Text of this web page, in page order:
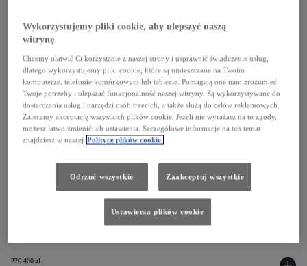
Electric
4X2
Electric 75 kWh (136 KM),A/T
Średnio (cykl mieszany, wartość średnia) (l/100 km)
0 l/100 km
Zasięg w trybie elektrycznym - Cykl mieszany WLTP (km)
226 400 zł
Wykorzystujemy pliki cookie, aby ulepszyć naszą
witrynę
Chcemy ułatwić Ci korzystanie z naszej strony i usprawnić świadczenie usług,
dlatego wykorzystujemy pliki cookie, które są umieszczane na Twoim
komputerze, telefonie komórkowym lub tablecie. Pomagają one nam zrozumieć
Twoje potrzeby i ulepszać funkcjonalność naszej witryny. Są wykorzystywane do
dostarczania usług i narzędzi osób trzecich, a także służą do celów reklamowych.
Zalecamy akceptację wszystkich plików cookie. Jeżeli nie wyrażasz na to zgody,
możesz łatwo zmienić ich ustawienia. Szczegółowe informacje na ten temat
znajdziesz w naszej Polityce plików cookie.
Odrzuć wszystkie Zaakceptuj wszystkie
Ustawienia plików cookie